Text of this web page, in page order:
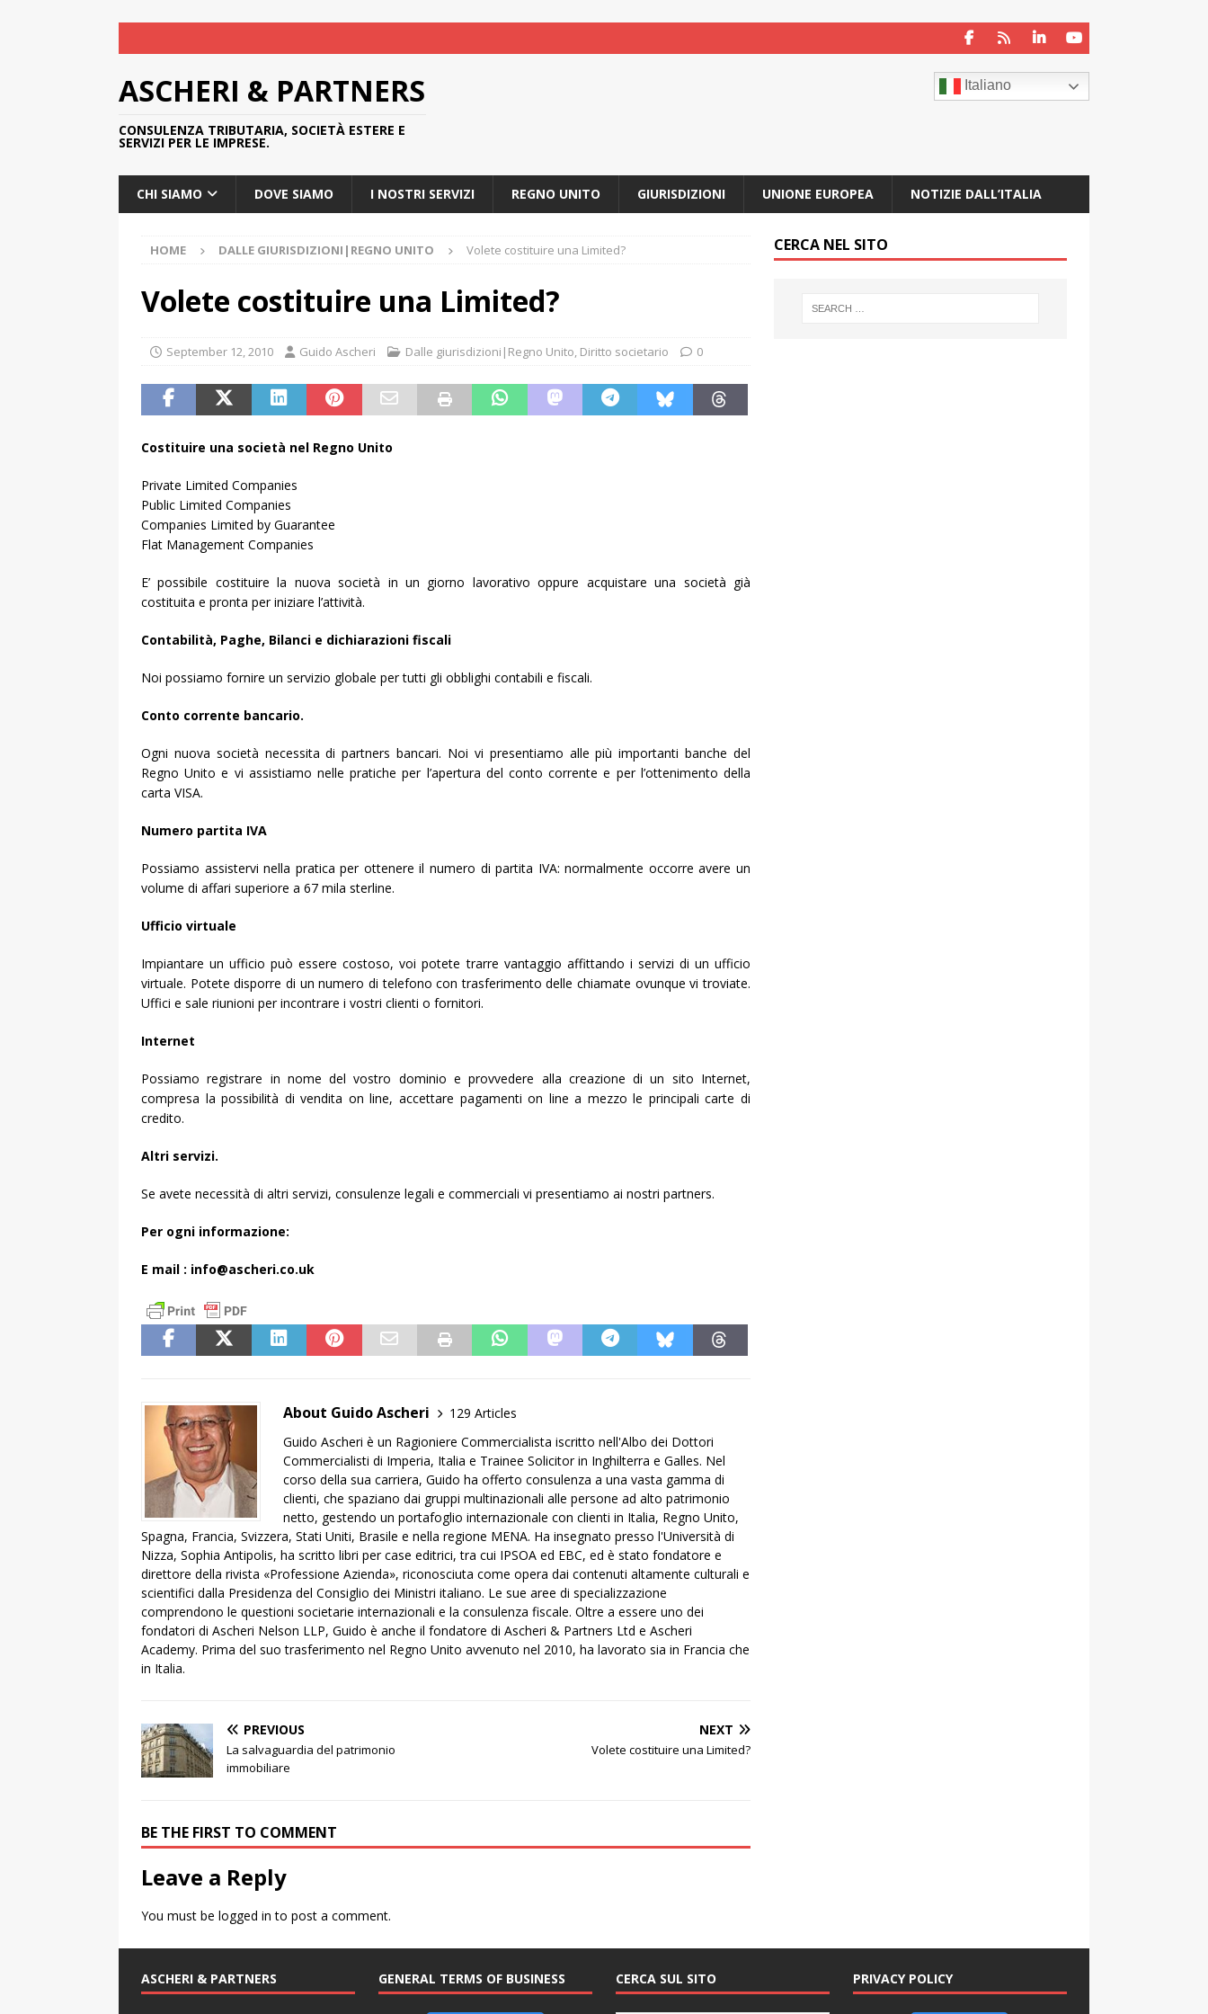
ASCHERI & PARTNERS
CONSULENZA TRIBUTARIA, SOCIETÀ ESTERE E
SERVIZI PER LE IMPRESE.
Italiano
CHI SIAMO DOVE SIAMO I NOSTRI SERVIZI REGNO UNITO GIURISDIZIONI UNIONE EUROPEA NOTIZIE DALL’ITALIA
HOME DALLE GIURISDIZIONI|REGNO UNITO Volete costituire una Limited?
Volete costituire una Limited?
September 12, 2010 Guido Ascheri Dalle giurisdizioni|Regno Unito, Diritto societario 0
Costituire una società nel Regno Unito
Private Limited Companies
Public Limited Companies
Companies Limited by Guarantee
Flat Management Companies
E’ possibile costituire la nuova società in un giorno lavorativo oppure acquistare una società già
costituita e pronta per iniziare l’attività.
Contabilità, Paghe, Bilanci e dichiarazioni fiscali
Noi possiamo fornire un servizio globale per tutti gli obblighi contabili e fiscali.
Conto corrente bancario.
Ogni nuova società necessita di partners bancari. Noi vi presentiamo alle più importanti banche del
Regno Unito e vi assistiamo nelle pratiche per l’apertura del conto corrente e per l’ottenimento della
carta VISA.
Numero partita IVA
Possiamo assistervi nella pratica per ottenere il numero di partita IVA: normalmente occorre avere un
volume di affari superiore a 67 mila sterline.
Ufficio virtuale
Impiantare un ufficio può essere costoso, voi potete trarre vantaggio affittando i servizi di un ufficio
virtuale. Potete disporre di un numero di telefono con trasferimento delle chiamate ovunque vi troviate.
Uffici e sale riunioni per incontrare i vostri clienti o fornitori.
Internet
Possiamo registrare in nome del vostro dominio e provvedere alla creazione di un sito Internet,
compresa la possibilità di vendita on line, accettare pagamenti on line a mezzo le principali carte di
credito.
Altri servizi.
Se avete necessità di altri servizi, consulenze legali e commerciali vi presentiamo ai nostri partners.
Per ogni informazione:
E mail : info@ascheri.co.uk
About Guido Ascheri
129 Articles
Guido Ascheri è un Ragioniere Commercialista iscritto nell'Albo dei Dottori
Commercialisti di Imperia, Italia e Trainee Solicitor in Inghilterra e Galles. Nel
corso della sua carriera, Guido ha offerto consulenza a una vasta gamma di
clienti, che spaziano dai gruppi multinazionali alle persone ad alto patrimonio
netto, gestendo un portafoglio internazionale con clienti in Italia, Regno Unito,
Spagna, Francia, Svizzera, Stati Uniti, Brasile e nella regione MENA. Ha insegnato presso l'Università di
Nizza, Sophia Antipolis, ha scritto libri per case editrici, tra cui IPSOA ed EBC, ed è stato fondatore e
direttore della rivista «Professione Azienda», riconosciuta come opera dai contenuti altamente culturali e
scientifici dalla Presidenza del Consiglio dei Ministri italiano. Le sue aree di specializzazione
comprendono le questioni societarie internazionali e la consulenza fiscale. Oltre a essere uno dei
fondatori di Ascheri Nelson LLP, Guido è anche il fondatore di Ascheri & Partners Ltd e Ascheri
Academy. Prima del suo trasferimento nel Regno Unito avvenuto nel 2010, ha lavorato sia in Francia che
in Italia.
PREVIOUS
La salvaguardia del patrimonio
immobiliare
NEXT
Volete costituire una Limited?
BE THE FIRST TO COMMENT
Leave a Reply
You must be logged in to post a comment.
CERCA NEL SITO
ASCHERI & PARTNERS GENERAL TERMS OF BUSINESS CERCA SUL SITO PRIVACY POLICY